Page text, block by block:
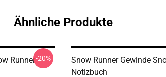
Ähnliche Produkte
Runner-20%
Snow Runner Gewinde
Notizbuch